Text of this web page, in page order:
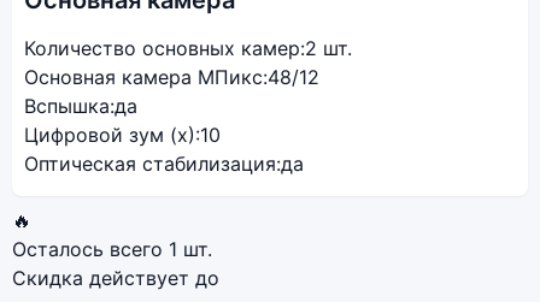
Количество основных камер:2 шт.
Основная камера МПикс:48/12
Вспышка:да
Цифровой зум (x):10
Оптическая стабилизация:да
🔥
Осталось всего 1 шт.
Скидка действует до